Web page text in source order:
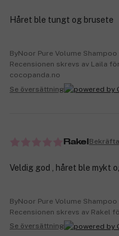
Håret ble tungt og brusete
ByNoor Pure Volume
Recensionen skrevs av Laila
cocopanda.no
Se översättning
Rakel
Veldig god , håret ble mykt
ByNoor Pure Volume
Recensionen skrevs av Rakel
Se översättning